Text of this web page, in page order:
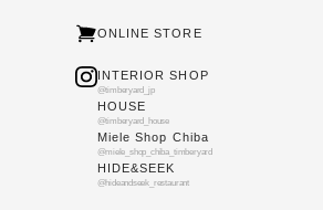
ONLINE STORE
INTERIOR SHOP
@timberyard_jp
HOUSE
@timberyard_house
Miele Shop Chiba
@miele_shop_chiba_timberyard
HIDE&SEEK
@hideandseek_restaurant